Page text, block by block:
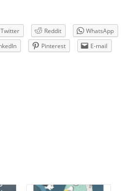
Twitter Reddit
WhatsApp
Pinterest
E-mail